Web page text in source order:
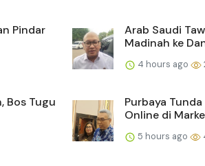
Pindar
Arab Saudi
Madinah ke
4 hours ago
Bos Tugu
Purbaya
Online di
5 hours ago